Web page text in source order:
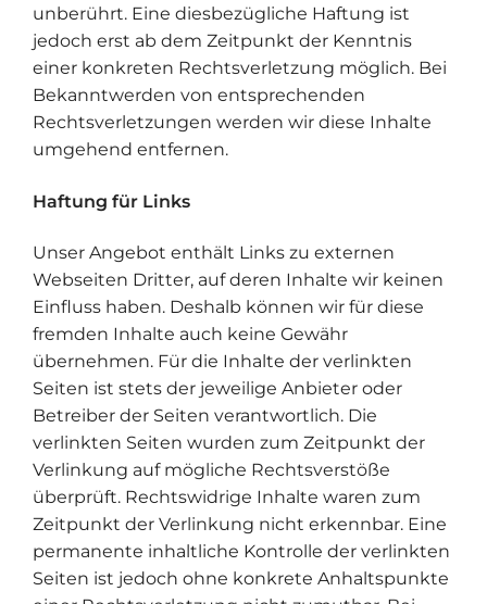
unberührt. Eine diesbezügliche Haftung ist
jedoch erst ab dem Zeitpunkt der Kenntnis
einer konkreten Rechtsverletzung möglich. Bei
Bekanntwerden von entsprechenden
Rechtsverletzungen werden wir diese Inhalte
umgehend entfernen.
Haftung für Links
Unser Angebot enthält Links zu externen
Webseiten Dritter, auf deren Inhalte wir keinen
Einfluss haben. Deshalb können wir für diese
fremden Inhalte auch keine Gewähr
übernehmen. Für die Inhalte der verlinkten
Seiten ist stets der jeweilige Anbieter oder
Betreiber der Seiten verantwortlich. Die
verlinkten Seiten wurden zum Zeitpunkt der
Verlinkung auf mögliche Rechtsverstöße
überprüft. Rechtswidrige Inhalte waren zum
Zeitpunkt der Verlinkung nicht erkennbar. Eine
permanente inhaltliche Kontrolle der verlinkten
Seiten ist jedoch ohne konkrete Anhaltspunkte